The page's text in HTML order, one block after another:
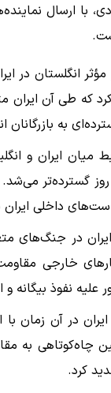
با ارسال
انگلستان در
که طی آن
به
میان ایران و
روز گسترده‌تر
داخلی ایران
در جنگ‌های
خارجی
علیه نفوذ بیگانه
در آن زمان با
به
کرد.